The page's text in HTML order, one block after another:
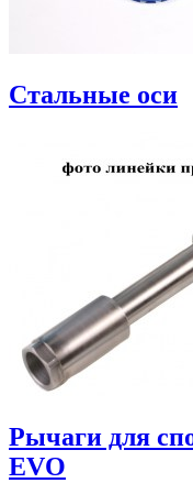
Стальные оси
Рычаги для
EVO